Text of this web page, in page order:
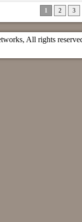
1 2 3
All rights